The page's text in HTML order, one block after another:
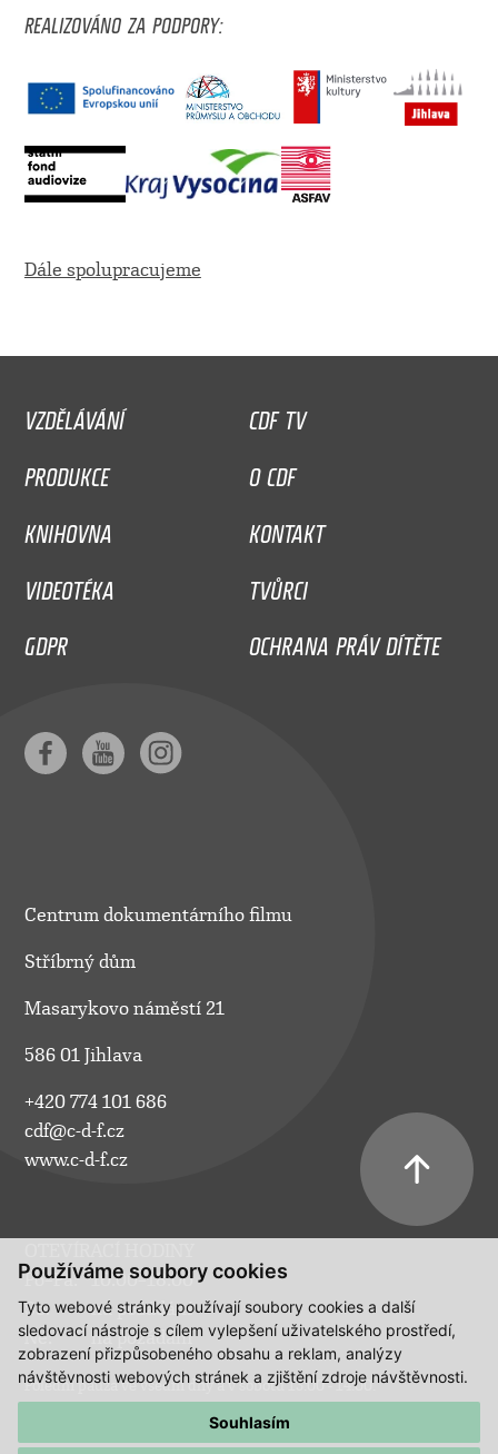
Používáme soubory cookies
Tyto webové stránky používají soubory cookies a další
sledovací nástroje s cílem vylepšení uživatelského prostředí,
zobrazení přizpůsobeného obsahu a reklam, analýzy
návštěvnosti webových stránek a zjištění zdroje návštěvnosti.
Souhlasím
REALIZOVÁNO ZA PODPORY:
Dále spolupracujeme
VZDĚLÁVÁNÍ
CDF TV
PRODUKCE
O CDF
KNIHOVNA
KONTAKT
VIDEOTÉKA
TVŮRCI
GDPR
OCHRANA PRÁV DÍTĚTE
Centrum dokumentárního filmu
Stříbrný dům
Masarykovo náměstí 21
586 01 Jihlava
+420 774 101 686
cdf@c-d-f.cz
www.c-d-f.cz
Po–Pá:
10.00–18.00
So:
na požádání
Ne:
na požádání
Polední pauza ve všední dny a v sobotu 13:00 - 14:00.